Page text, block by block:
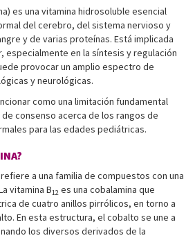
es una vitamina hidrosoluble esencial
del cerebro, del sistema nervioso y
y de varias proteínas. Está implicada
especialmente en la síntesis y regulación
provocar un amplio espectro de
y neurológicas.
como una limitación fundamental
consenso acerca de los rangos de
para las edades pediátricas.
a una familia de compuestos con una
vitamina B12 es una cobalamina que
de cuatro anillos pirrólicos, en torno a
En esta estructura, el cobalto se une a
los diversos derivados de la